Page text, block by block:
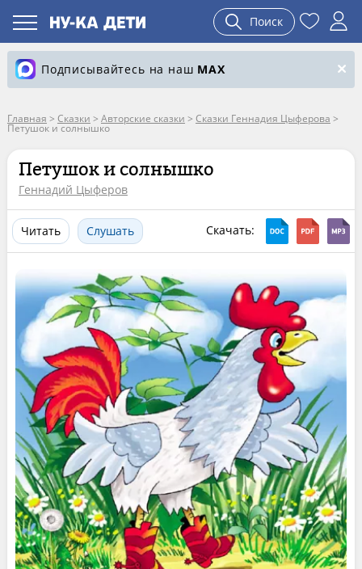
Поиск
Подписывайтесь на наш MAX
Главная > Сказки > Авторские сказки > Сказки Геннадия Цыферова >
Петушок и солнышко
Петушок и солнышко
Геннадий Цыферов
Читать Слушать Скачать: